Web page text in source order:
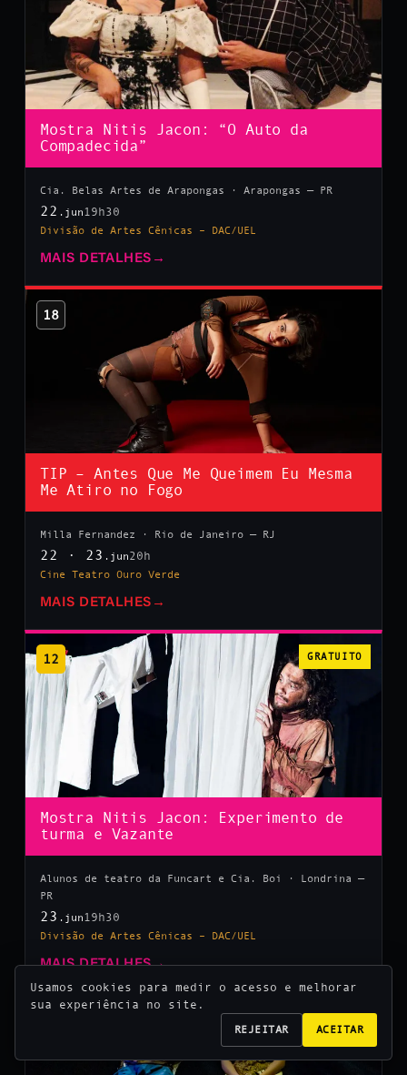
Mostra Nitis Jacon: “O Auto da
Compadecida”
Cia. Belas Artes de Arapongas · Arapongas — PR
22 .jun 19h30
Divisão de Artes Cênicas – DAC/UEL
MAIS DETALHES →
18
TIP – Antes Que Me Queimem Eu Mesma
Me Atiro no Fogo
Milla Fernandez · Rio de Janeiro — RJ
22 · 23 .jun20h
Cine Teatro Ouro Verde
MAIS DETALHES →
12 GRATUITO
Mostra Nitis Jacon: Experimento de
turma e Vazante
Alunos de teatro da Funcart e Cia. Boi · Londrina —
PR
23 .jun 19h30
Divisão de Artes Cênicas – DAC/UEL
MAIS DETALHES→
Usamos cookies para medir o acesso e melhorar
sua experiência no site.
REJEITAR ACEITAR